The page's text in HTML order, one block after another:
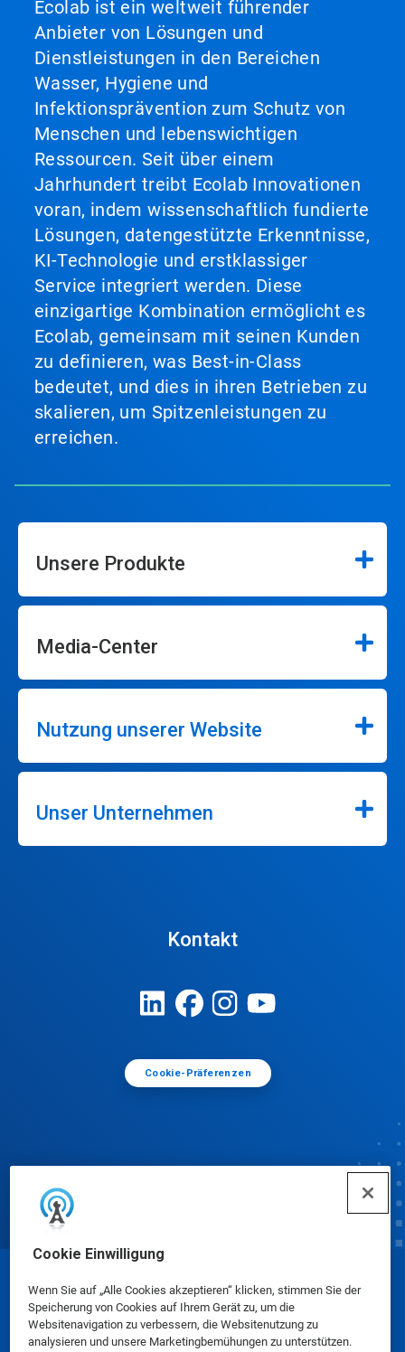
Cookie Einwilligung
Wenn Sie auf „Alle Cookies akzeptieren“ klicken, stimmen Sie der
Speicherung von Cookies auf Ihrem Gerät zu, um die
Websitenavigation zu verbessern, die Websitenutzung zu
analysieren und unsere Marketingbemühungen zu unterstützen.
Ecolab ist ein weltweit führender
Anbieter von Lösungen und
Dienstleistungen in den Bereichen
Wasser, Hygiene und
Infektionsprävention zum Schutz von
Menschen und lebenswichtigen
Ressourcen. Seit über einem
Jahrhundert treibt Ecolab Innovationen
voran, indem wissenschaftlich fundierte
Lösungen, datengestützte Erkenntnisse,
KI-Technologie und erstklassiger
Service integriert werden. Diese
einzigartige Kombination ermöglicht es
Ecolab, gemeinsam mit seinen Kunden
zu definieren, was Best-in-Class
bedeutet, und dies in ihren Betrieben zu
skalieren, um Spitzenleistungen zu
erreichen.
Unsere Produkte
Media-Center
Nutzung unserer Website
Unser Unternehmen
Kontakt
Cookie-Präferenzen
© Ecolab Inc. 2025
Sicherheitsdatenblätter|Datenschutzrichtlinie